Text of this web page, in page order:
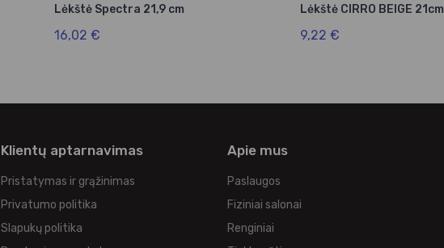
Lėkštė Spectra 21,9 cm
16,02 €
Lėkštė CIRRO BEIGE 21cm
9,22 €
Klientų aptarnavimas
Pristatymas ir grąžinimas
Privatumo politika
Slapukų politika
Apie mus
Paslaugos
Fiziniai salonai
Renginiai